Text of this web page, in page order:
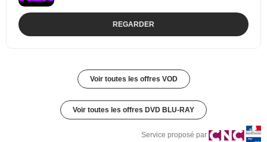
REGARDER
Voir toutes les offres VOD
Voir toutes les offres DVD BLU-RAY
Service proposé par